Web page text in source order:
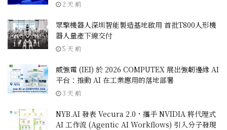
2 天 前
眾擎機器人深圳智能製造基地啟用 首批T800人形機
器人量產下線交付
5 天 前
威強電 (IEI) 於 2026 COMPUTEX 展出強韌邊緣 AI
平台：推動 AI 在工業應用的落地部署
3 天 前
NYB.AI 發表 Vecura 2.0，攜手 NVIDIA 將代理式
AI 工作流 (Agentic AI Workflows) 引入分子發現